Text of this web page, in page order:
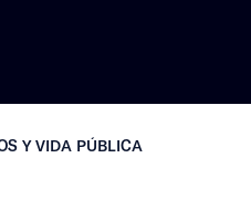
Y VIDA PÚBLICA